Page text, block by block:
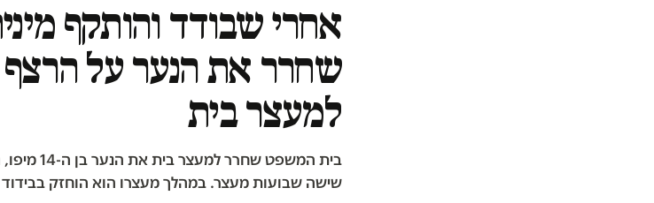
אחרי שבודד והותקף
שחרר את הנער על הרצף
למעצר בית
בית המשפט
שישה שבועות מעצר. במהלך מעצרו הוא הוחזק בבידוד